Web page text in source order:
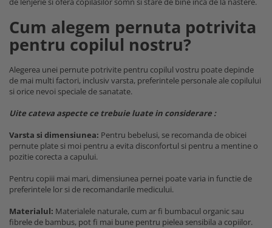
Cum alegem pernuta potrivita
pentru copilul nostru?
Alegerea unei pernute potrivite pentru copilul vostru poate depinde
de mai multi factori, inclusiv varsta, preferintele personale ale copilului
si orice nevoi speciale de sanatate.
Uite cateva aspecte ce trebuie luate in considerare :
Varsta si dimensiunea: Pentru bebelusi, se recomanda de obicei
pernute plate si moi pentru a evita disconfortul si pentru a mentine o
pozitie corecta a capului.
Pentru copiii mai mari, dimensiunea pernei poate varia in functie de
preferintele lor si de recomandarile medicului.
Materialul: Materialele naturale, cum ar fi bumbacul organic sau
fibrele de bambus, pot fi mai bune pentru pielea sensibila a copiilor.